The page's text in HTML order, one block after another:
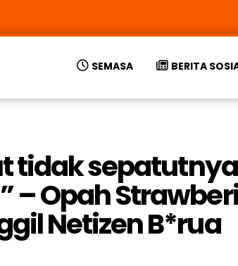
SEMASA BERITA
tidak
– Opah
Netizen B*rua